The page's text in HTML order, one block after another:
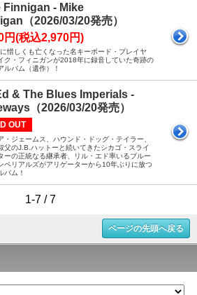
Finnigan - Mike
（2026/03/20発売）
円(税込2,970円)
惜しくも亡くなった名キーボード・プレイヤ
ク・フィニガンが2018年に録音していた奇跡の
ルバム（遺作）！
& The Blues Imperials -
（2026/03/20発売）
OUT
・ジェームス、ハウンド・ドッグ・テイラー、
父のJ.B.ハットーと続いてきたシカゴ・スライ
ーの正統なる継承者、リル・エド率いるブルー
ペリアルズがアリゲーターから10年ぶりに放つ
バム！
1-7 / 7
ページの先頭へ戻る